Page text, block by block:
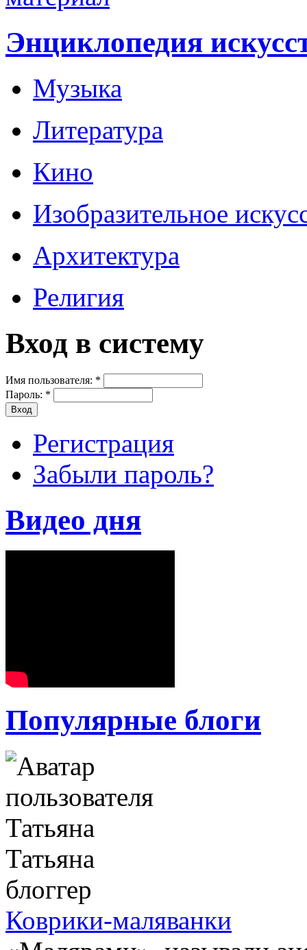
Энциклопедия
Музыка
Литература
Кино
Изобразительное
Архитектура
Религия
Вход в систему
Имя пользователя: *
Пароль: *
Регистрация
Забыли пароль?
Видео дня
Популярные блоги
Татьяна
блоггер
Коврики-маляванки